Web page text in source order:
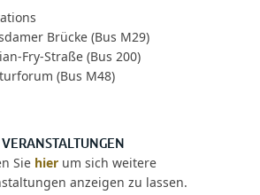
Brücke (Bus M29)
Fry-Straße (Bus 200)
(Bus M48)
Sie hier um sich weitere
anzeigen zu lassen.